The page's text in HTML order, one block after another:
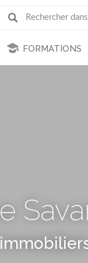
FORMATIONS